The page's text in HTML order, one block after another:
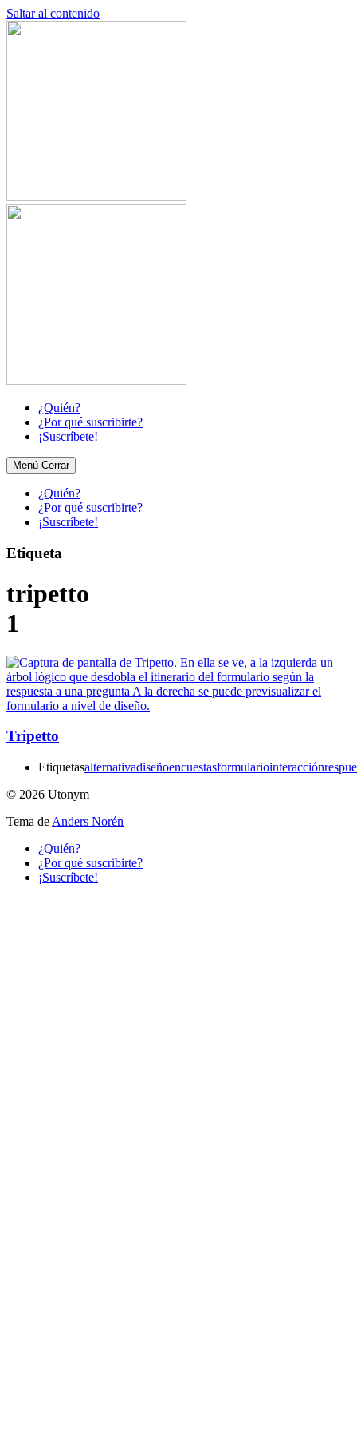
Saltar al contenido
¿Quién?
¿Por qué suscribirte?
¡Suscríbete!
Menú Cerrar
¿Quién?
¿Por qué suscribirte?
¡Suscríbete!
Etiqueta
tripetto
1
Tripetto
Etiquetasalternativadiseñoencuestasformulariointeracción
© 2026 Utonym
Tema de Anders Norén
¿Quién?
¿Por qué suscribirte?
¡Suscríbete!